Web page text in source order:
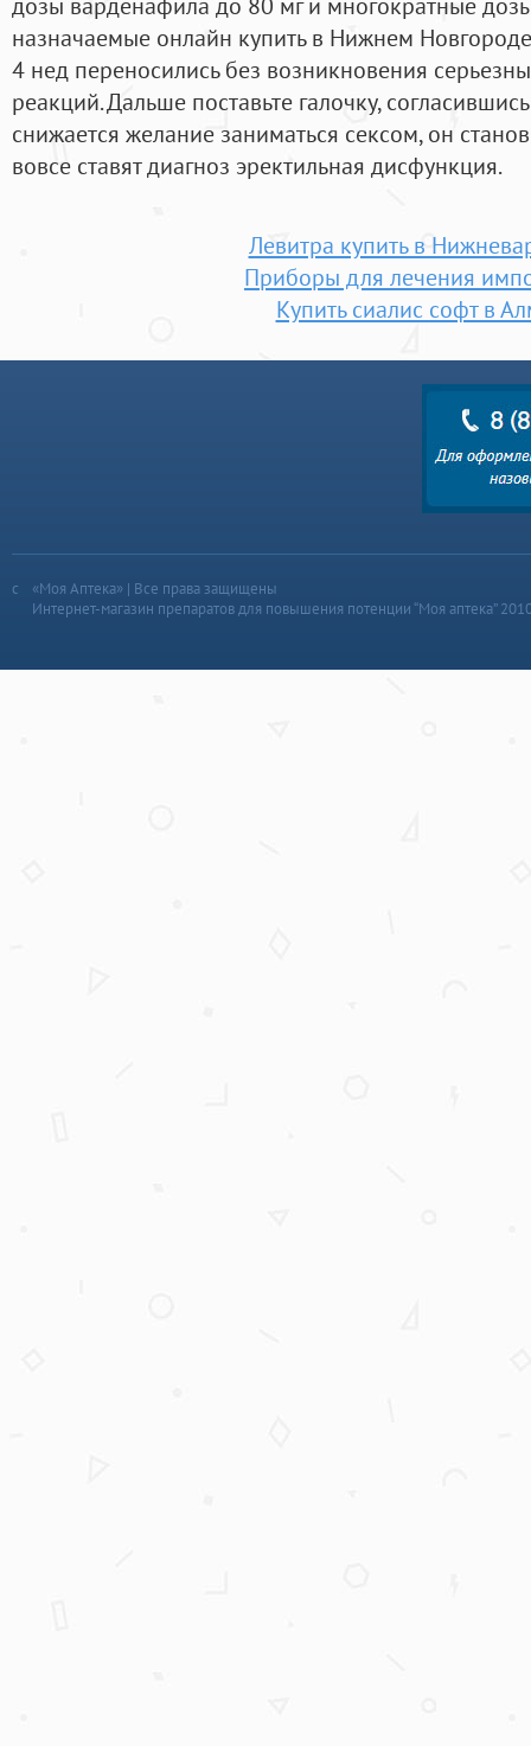
назначаемые онлайн купить в Нижнем
4 нед переносились без возникновения
реакций. Дальше поставьте галочку,
снижается желание заниматься сексом, он
вовсе ставят диагноз эректильная дисфункция.
Левитра купить в
Приборы для лечения
Купить сиалис софт в
«Моя Аптека» | Все права защищены
Интернет-магазин препаратов для повышения потенции “Моя аптека”